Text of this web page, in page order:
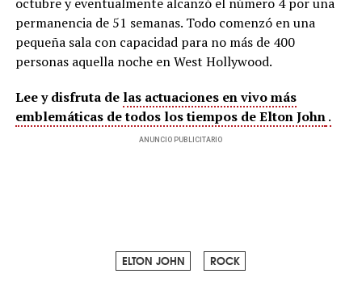
permanencia de 51 semanas. Todo comenzó en una
pequeña sala con capacidad para no más de 400
personas aquella noche en West Hollywood.
Lee y disfruta de las actuaciones en vivo más
emblemáticas de todos los tiempos de Elton John.
ANUNCIO PUBLICITARIO
ELTON JOHN ROCK